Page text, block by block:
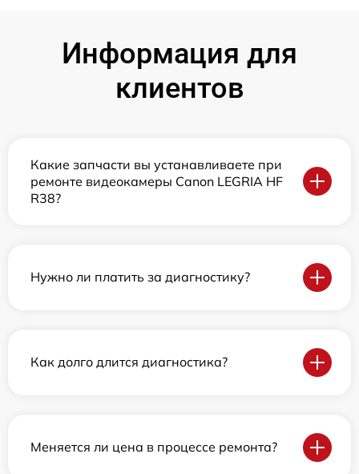
Информация для
клиентов
Какие запчасти вы устанавливаете при
ремонте видеокамеры Canon LEGRIA HF
R38?
Нужно ли платить за диагностику?
Как долго длится диагностика?
Меняется ли цена в процессе ремонта?